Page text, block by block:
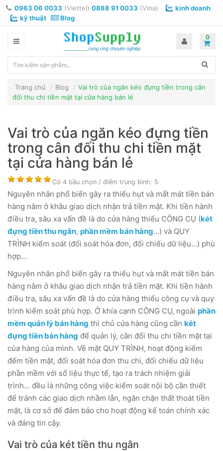
0963 06 0033 (Viettel) 0888 91 0033 (Vina)
kinh doanh
kỹ thuật
Blog
0
Trang chủ Blog
Vai trò của ngăn kéo đựng tiền trong cân
đối thu chi tiền mặt tại cửa hàng bán lẻ
Vai trò của ngăn kéo đựng tiền
trong cân đối thu chi tiền mặt
tại cửa hàng bán lẻ
Có 4 bầu chọn / điểm trung bình: 5
Nguyên nhân phổ biến gây ra thiếu hụt và mất mát tiền bán
hàng nằm ở khâu giao dịch nhận trả tiền mặt. Khi tiền hành
điều tra, sâu xa vấn đề là do cửa hàng thiếu CÔNG CỤ (két
đựng tiền thu ngân, phần mềm bán hàng...) và QUY
TRÌNH kiểm soát (đối soát hóa đơn, đối chiếu dữ liệu...) phù
hợp...
Nguyên nhân phổ biến gây ra thiếu hụt và mất mát tiền bán
hàng nằm ở khâu giao dịch nhận trả tiền mặt. Khi tiền hành
điều tra, sâu xa vấn đề là do cửa hàng thiếu công cụ và quy
trình kiểm soát phù hợp. Ở khía cạnh CÔNG CỤ, ngoài phần
mềm quản lý bán hàng thì chủ cửa hàng cũng cần két
đựng tiền bán hàng để quản lý, cân đối thu chi tiền mặt tại
của hàng của mình. Về mặt QUY TRÌNH, hoạt động kiểm
đếm tiền mặt, đối soát hóa đơn thu chi, đối chiếu dữ liệu
phần mềm với số liệu thực tế, tạo ra trách nhiệm giải
trình... đều là những công việc kiểm soát nội bộ cần thiết
để tránh các giao dịch nhầm lẫn, ngăn chặn thất thoát tiền
mặt, là cơ sở để đảm bảo cho hoạt động kế toán chính xác
và đáng tin cậy.
Vai trò của két tiền thu ngân